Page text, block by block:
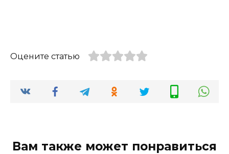
Оцените статью
Вам также может понравиться